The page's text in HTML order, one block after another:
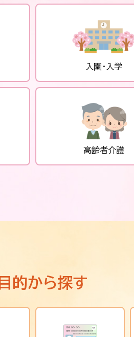
入園・入学
高齢者介護
目的から探す